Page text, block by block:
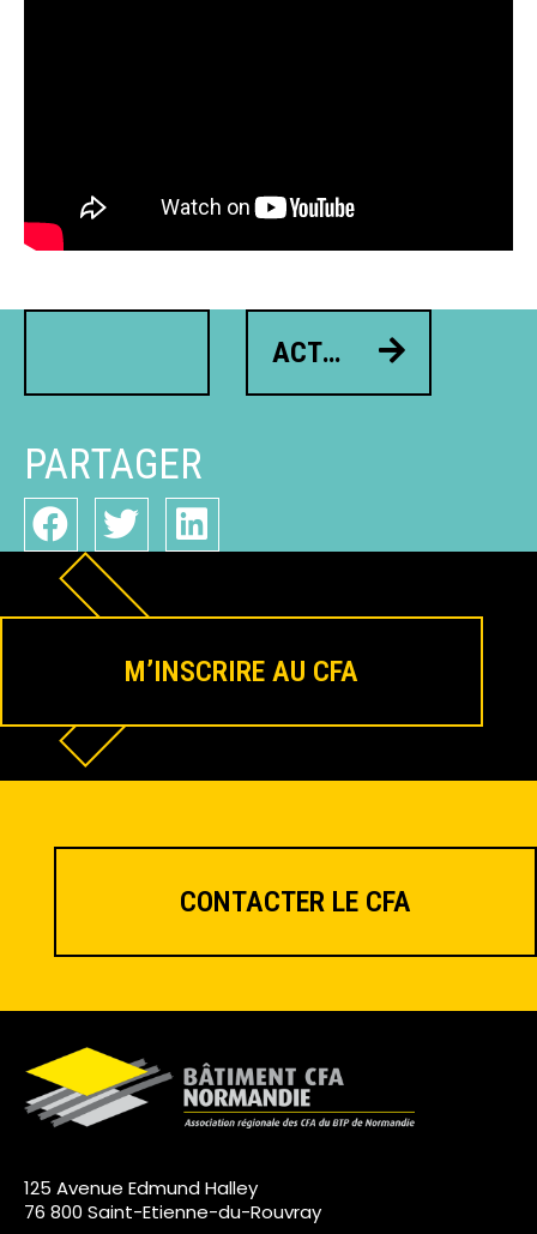
ACTUALITÉ SUIVANT
PARTAGER
M’INSCRIRE AU CFA
CONTACTER LE CFA
125 Avenue Edmund Halley
76 800 Saint-Etienne-du-Rouvray